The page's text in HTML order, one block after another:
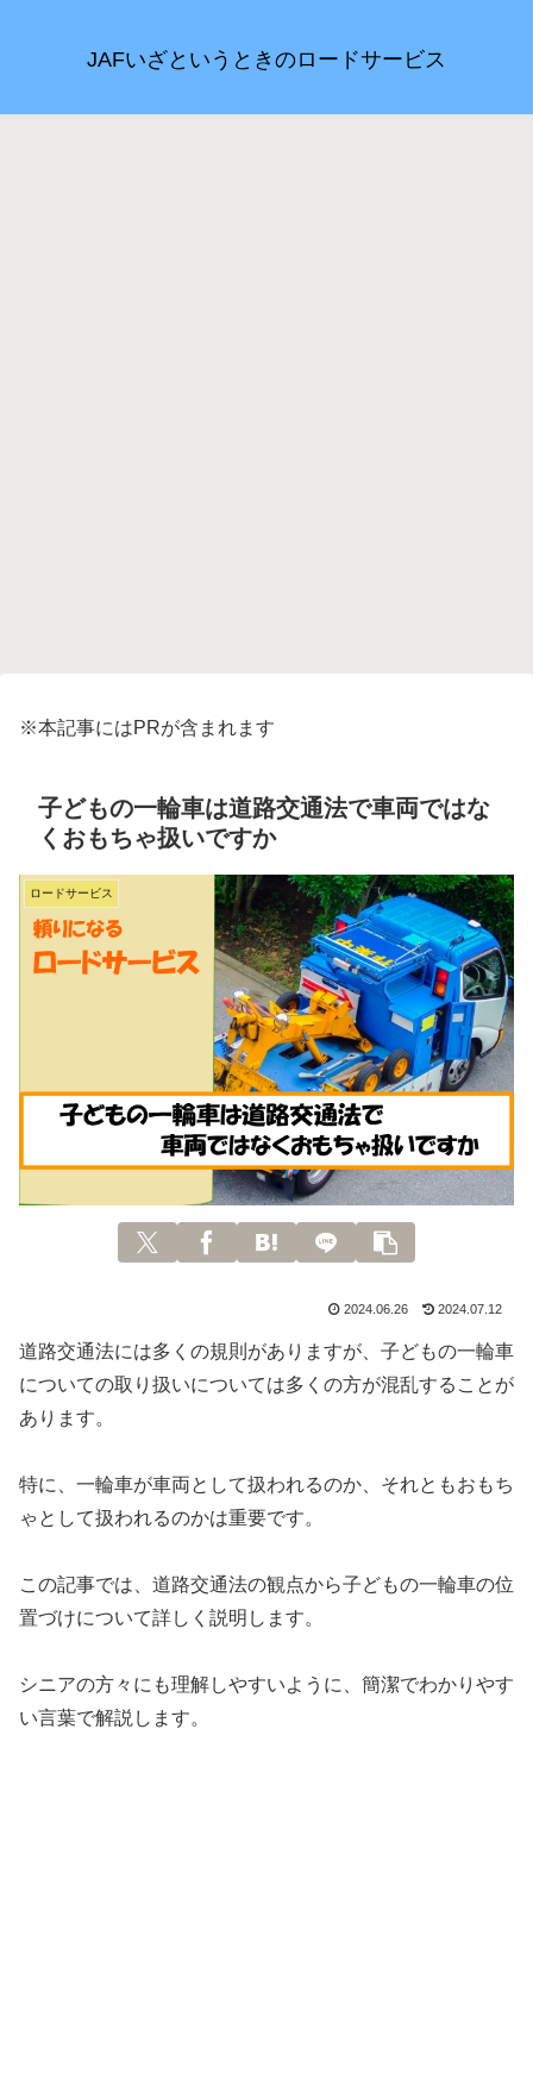
JAFいざというときのロードサービス
※本記事にはPRが含まれます
子どもの一輪車は道路交通法で車両ではな
くおもちゃ扱いですか
ロードサービス
2024.06.26 2024.07.12
道路交通法には多くの規則がありますが、子どもの一輪車
についての取り扱いについては多くの方が混乱することが
あります。
特に、一輪車が車両として扱われるのか、それともおもち
ゃとして扱われるのかは重要です。
この記事では、道路交通法の観点から子どもの一輪車の位
置づけについて詳しく説明します。
シニアの方々にも理解しやすいように、簡潔でわかりやす
い言葉で解説します。